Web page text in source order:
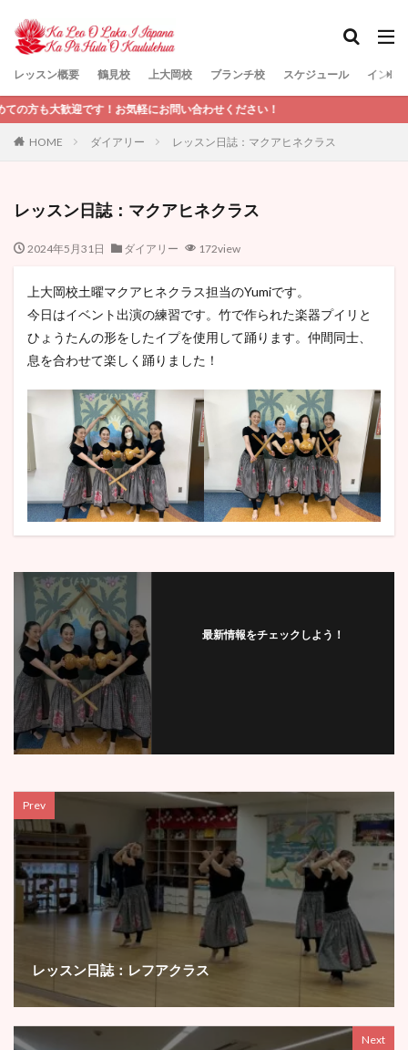
レッスン概要 鶴見校 上大岡校 ブランチ校 スケジュール インス
迎です！お気軽にお問い合わせください！
HOME ダイアリー レッスン日誌：マクアヒネクラス
レッスン日誌：マクアヒネクラス
2024年5月31日 ダイアリー 172view
上大岡校土曜マクアヒネクラス担当のYumiです。
今日はイベント出演の練習です。竹で作られた楽器プイリと
ひょうたんの形をしたイプを使用して踊ります。仲間同士、
息を合わせて楽しく踊りました！
最新情報をチェックしよう！
Prev
レッスン日誌：レフアクラス
Next
検索